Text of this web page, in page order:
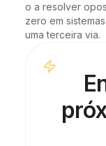
o a resolver
zero em
uma terceira via.